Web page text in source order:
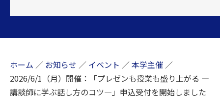
ホーム ／ お知らせ ／ イベント ／本学主催 ／
2026/6/1（月）開催：「プレゼンも授業も盛り上がる ―
講談師に学ぶ話し方のコツ―」申込受付を開始しました